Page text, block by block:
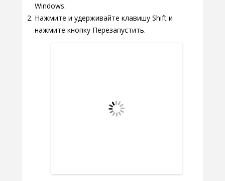
Windows.
Нажмите и удерживайте клавишу Shift и
нажмите кнопку Перезапустить.